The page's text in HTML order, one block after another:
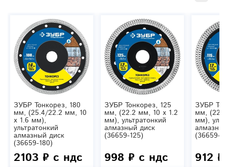
ЗУБР Тонкорез, 180
мм, (25.4/22.2 мм, 10
х 1.6 мм),
ультратонкий
алмазный диск
(36659-180)
2103 ₽ с ндс
ЗУБР Тонкорез, 125
мм, (22.2 мм, 10 х 1.2
мм), ультратонкий
алмазный диск
(36659-125)
998 ₽ с ндс
ЗУБР
мм,
мм),
(36659-
912